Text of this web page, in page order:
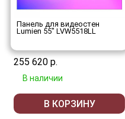
Панель для видеостен
Lumien 55" LVW5518LL
255 620 р.
В наличии
В КОРЗИНУ